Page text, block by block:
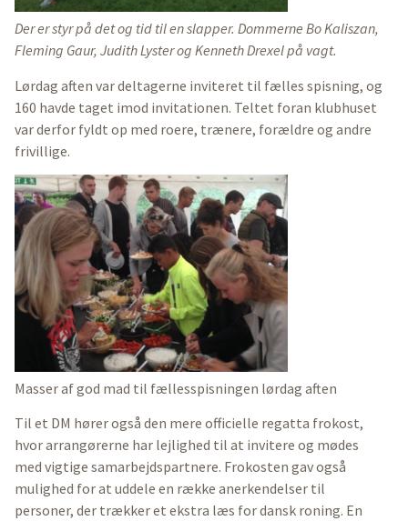
Der er styr på det og tid til en slapper. Dommerne Bo Kaliszan,
Fleming Gaur, Judith Lyster og Kenneth Drexel på vagt.
Lørdag aften var deltagerne inviteret til fælles spisning, og
160 havde taget imod invitationen. Teltet foran klubhuset
var derfor fyldt op med roere, trænere, forældre og andre
frivillige.
Masser af god mad til fællesspisningen lørdag aften
Til et DM hører også den mere officielle regatta frokost,
hvor arrangørerne har lejlighed til at invitere og mødes
med vigtige samarbejdspartnere. Frokosten gav også
mulighed for at uddele en række anerkendelser til
personer, der trækker et ekstra læs for dansk roning. En